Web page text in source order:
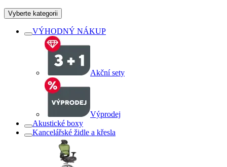
Vyberte kategorii
VÝHODNÝ NÁKUP
Akční sety
Výprodej
Akustické boxy
Kancelářské židle a křesla